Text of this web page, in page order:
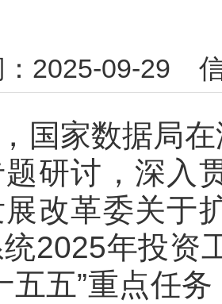
2025-09-29 信
国家数据局
研讨，深入
展改革委关于
2025年投资
五五”重点任